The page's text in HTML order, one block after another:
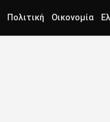
Πολιτική Οικονομία